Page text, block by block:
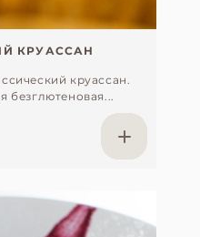
КРУАССАН
круассан.
безглютеновая...